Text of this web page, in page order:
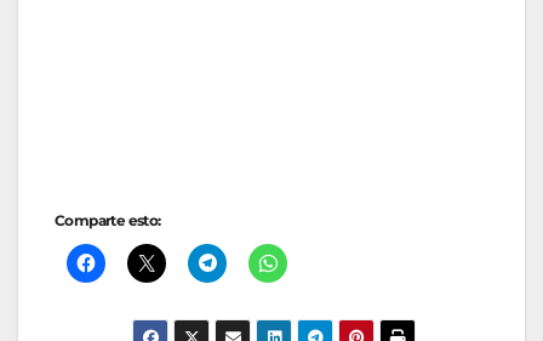
Comparte esto: